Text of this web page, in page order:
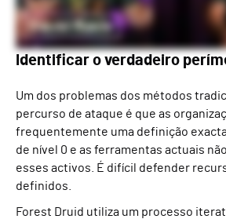
Identificar o verdadeiro
Um dos problemas dos métodos
percurso de ataque é que as
frequentemente uma definição
de nível 0 e as ferramentas actuais
esses activos. É difícil defender
definidos.
Forest Druid utiliza um processo